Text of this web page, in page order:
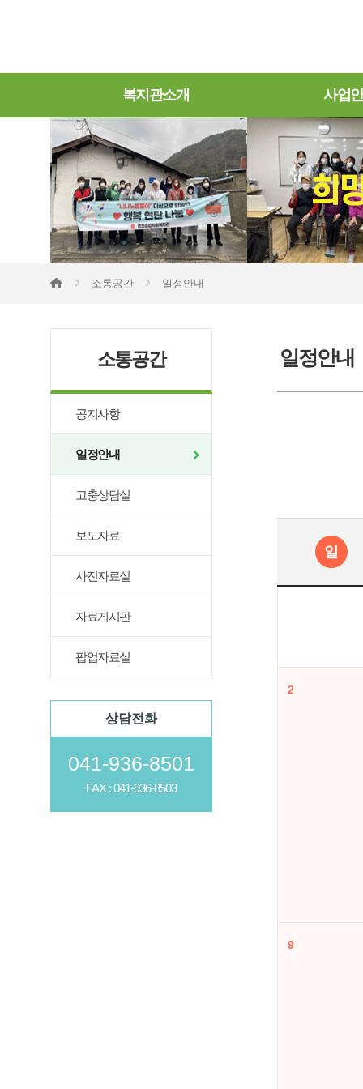
복지관소개 사업
소통공간 일정안내
소통공간
공지사항
일정안내
고충상담실
보도자료
사진자료실
자료게시판
팝업자료실
상담전화
041-936-8501
FAX : 041-936-8503
일정안내
일
2
9